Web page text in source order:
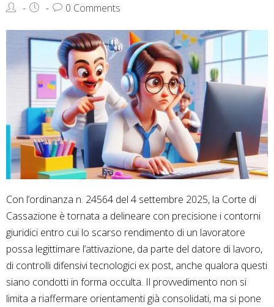
0 Comments
Con l’ordinanza n. 24564 del 4 settembre 2025, la Corte di
Cassazione è tornata a delineare con precisione i contorni
giuridici entro cui lo scarso rendimento di un lavoratore
possa legittimare l’attivazione, da parte del datore di lavoro,
di controlli difensivi tecnologici ex post, anche qualora questi
siano condotti in forma occulta. Il provvedimento non si
limita a riaffermare orientamenti già consolidati, ma si pone